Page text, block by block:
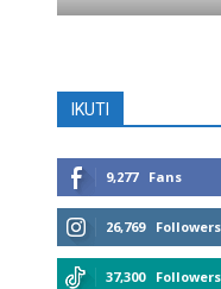
IKUTI
9,277 Fans
26,769 Followers
37,300 Followers